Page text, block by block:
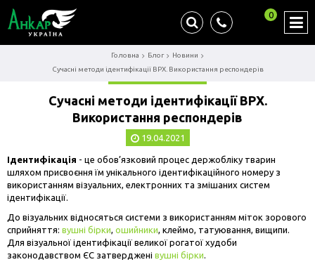
0
Головна Блог
Новини
Сучасні методи ідентифікації ВРХ. Використання респондерів
Сучасні методи ідентифікації ВРХ.
Використання респондерів
19.04.2021
Ідентифікація - це обов’язковий процес держобліку тварин
шляхом присвоєння їм унікального ідентифікаційного номеру з
використанням візуальних, електронних та змішаних систем
ідентифікації.
До візуальних відносяться системи з використанням міток зорового
сприйняття: вушні бірки, ошийники, клеймо, татуювання, вищипи.
Для візуальної ідентифікації великої рогатої худоби
законодавством ЄС затверджені вушні бірки.